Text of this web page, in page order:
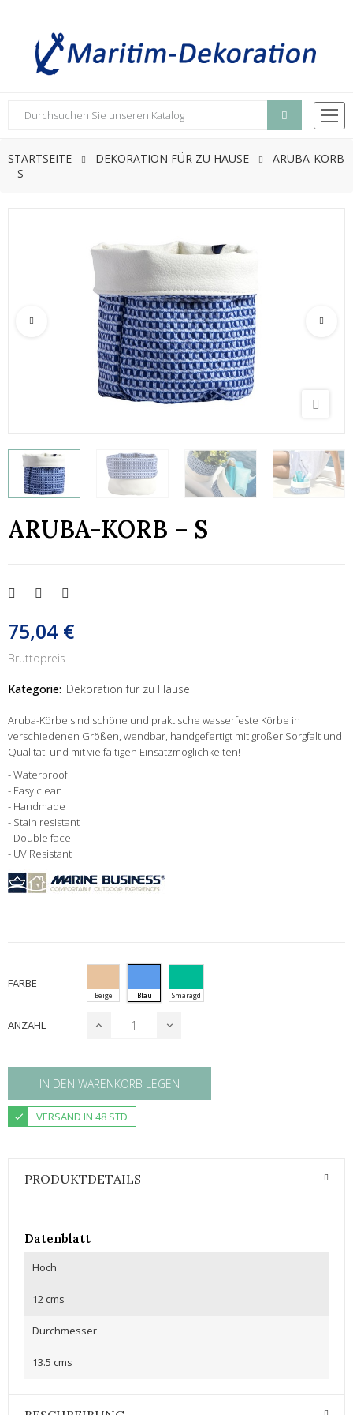
STARTSEITE DEKORATION FÜR ZU HAUSE
ARUBA-KORB
– S
ARUBA-KORB – S
75,04 €
Bruttopreis
Kategorie: Dekoration für zu Hause
Aruba-Körbe sind schöne und praktische wasserfeste Körbe in
verschiedenen Größen, wendbar, handgefertigt mit großer Sorgfalt und
Qualität! und mit vielfältigen Einsatzmöglichkeiten!
- Waterproof
- Easy clean
- Handmade
- Stain resistant
- Double face
- UV Resistant
FARBE
Beige Blau Smaragd
ANZAHL
IN DEN WARENKORB LEGEN
VERSAND IN 48 STD
PRODUKTDETAILS
Datenblatt
Hoch
12 cms
Durchmesser
13.5 cms